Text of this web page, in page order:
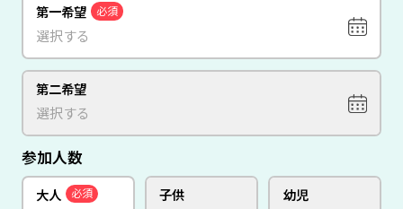
第一希望 必須
第二希望
参加人数
大人 必須 子供 幼児